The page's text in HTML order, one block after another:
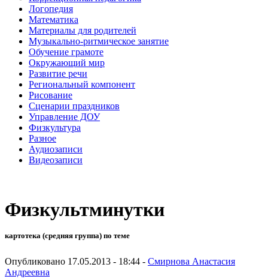
Логопедия
Математика
Материалы для родителей
Музыкально-ритмическое занятие
Обучение грамоте
Окружающий мир
Развитие речи
Региональный компонент
Рисование
Сценарии праздников
Управление ДОУ
Физкультура
Разное
Аудиозаписи
Видеозаписи
Физкультминутки
картотека (средняя группа) по теме
Опубликовано 17.05.2013 - 18:44 - Смирнова Анастасия
Андреевна